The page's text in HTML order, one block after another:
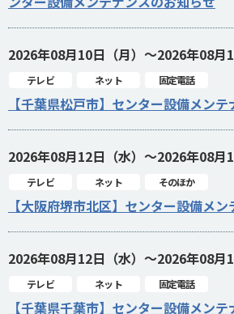
2026年08月10日（月）～2026年08月
テレビ ネット 固定電話
【千葉県松戸市】センター設備メン
2026年08月12日（水）～2026年08月
テレビ ネット そのほか
【大阪府堺市北区】センター設備メ
2026年08月12日（水）～2026年08月
テレビ ネット 固定電話
【千葉県千葉市】センター設備メン